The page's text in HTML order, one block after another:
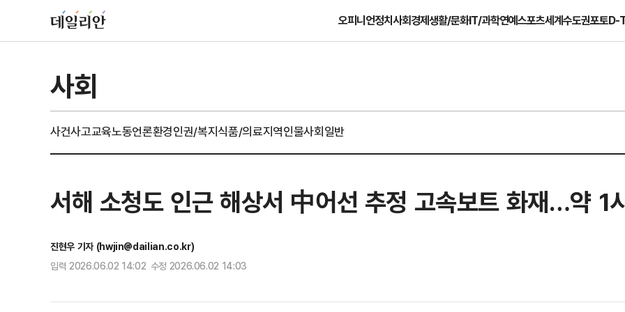
오피니언정치사회경제생활/문화IT/과학연예스포츠세계수도권포토D-
사회
사건사고교육노동언론환경인권/복지식품/의료지역인물사회일반
서해 소청도 인근 해상서 中어선 추정 고속보트 화재…약 1
진현우 기자 (hwjin@dailian.co.kr)
입력 2026.06.02 14:02 수정 2026.06.02 14:03